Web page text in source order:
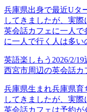
兵庫県出身で最近Uタ
してきましたが、実際
英会話カフェに一人
に一人で行く人は多い
英語楽しもう 2026/2/19
西宮市周辺の英会話カ
兵庫県生まれ兵庫県育
してきましたが、実際
英会話カフェは予約